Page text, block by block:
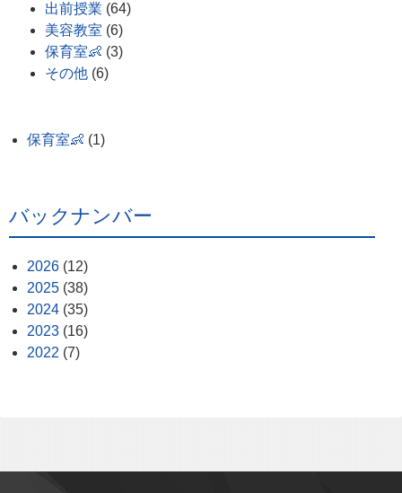
出前授業 (64)
美容教室 (6)
保育室👶 (3)
その他 (6)
保育室👶 (1)
バックナンバー
2026 (12)
2025 (38)
2024 (35)
2023 (16)
2022 (7)